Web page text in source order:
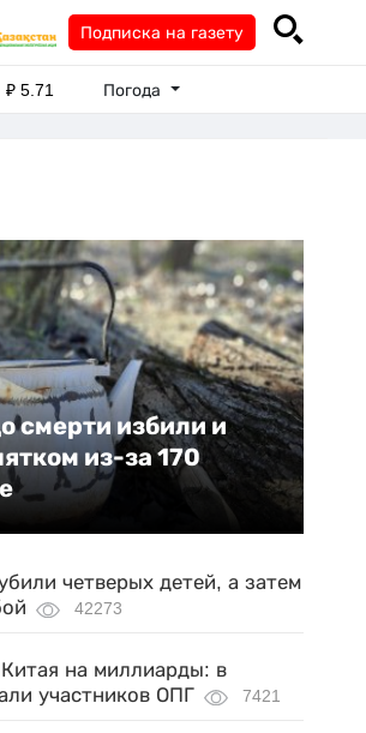
Подписка на газету
₽5.71 Погода
смерти избили и
из-за 170
четверых детей, а затем
42273
на миллиарды: в
участников ОПГ
7421